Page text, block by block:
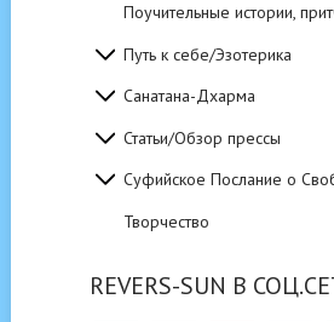
Поучительные истории,
Путь к себе/Эзотерика
Санатана-Дхарма
Статьи/Обзор прессы
Суфийское Послание о
Творчество
REVERS-SUN В